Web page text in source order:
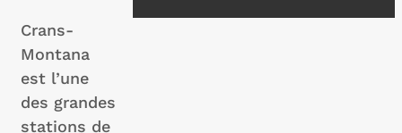
Crans-
Montana
est l’une
des grandes
stations de